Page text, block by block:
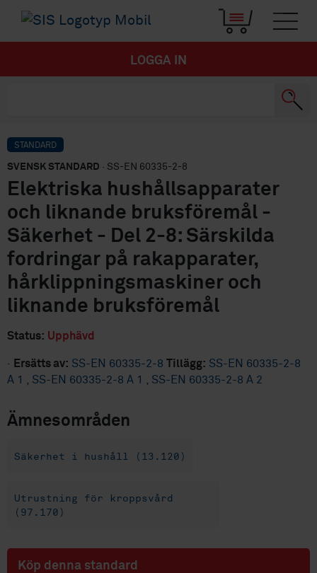
LOGGA IN
STANDARD
SVENSK STANDARD · SS-EN 60335-2-8
Elektriska hushållsapparater
och liknande bruksföremål -
Säkerhet - Del 2-8: Särskilda
fordringar på rakapparater,
hårklippningsmaskiner och
liknande bruksföremål
Status: Upphävd
· Ersätts av: SS-EN 60335-2-8 Tillägg: SS-EN 60335-2-8
A 1 , SS-EN 60335-2-8 A 1 , SS-EN 60335-2-8 A 2
Ämnesområden
Säkerhet i hushåll (13.120)
Utrustning för kroppsvård
(97.170)
Köp denna standard